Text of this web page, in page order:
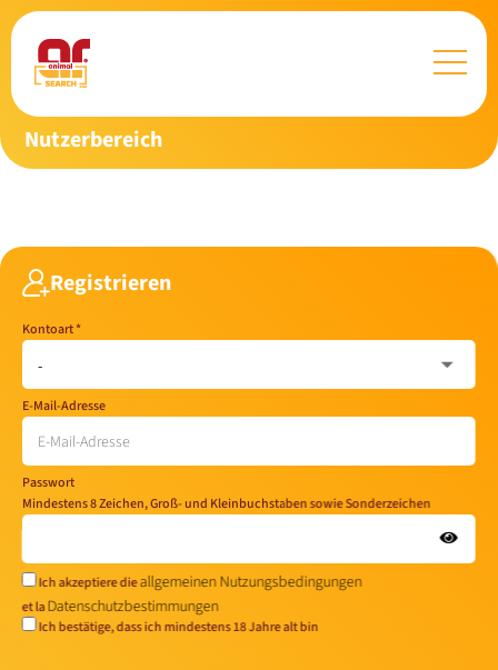
Nutzerbereich
Registrieren
Kontoart*
E-Mail-Adresse
Passwort
Mindestens 8 Zeichen, Groß- und Kleinbuchstaben sowie Sonderzeichen
Ich akzeptiere dieallgemeinen Nutzungsbedingungen
et laDatenschutzbestimmungen
Ich bestätige, dass ich mindestens 18 Jahre alt bin